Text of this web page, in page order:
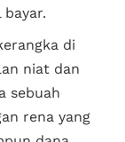
di
niat dan
sebuah
rena yang